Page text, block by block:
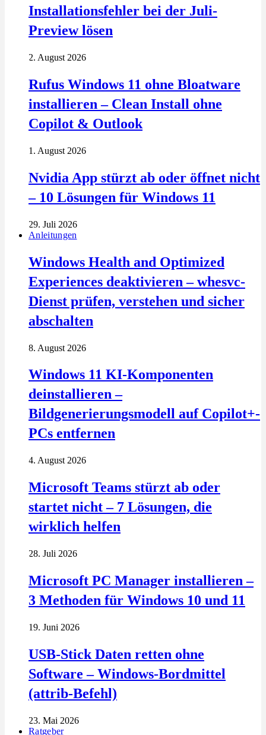
Installationsfehler bei der Juli-
Preview lösen
2. August 2026
Rufus Windows 11 ohne Bloatware
installieren – Clean Install ohne
Copilot & Outlook
1. August 2026
Nvidia App stürzt ab oder öffnet nicht
– 10 Lösungen für Windows 11
29. Juli 2026
Anleitungen
Windows Health and Optimized
Experiences deaktivieren – whesvc-
Dienst prüfen, verstehen und sicher
abschalten
8. August 2026
Windows 11 KI-Komponenten
deinstallieren –
Bildgenerierungsmodell auf Copilot+-
PCs entfernen
4. August 2026
Microsoft Teams stürzt ab oder
startet nicht – 7 Lösungen, die
wirklich helfen
28. Juli 2026
Microsoft PC Manager installieren –
3 Methoden für Windows 10 und 11
19. Juni 2026
USB-Stick Daten retten ohne
Software – Windows-Bordmittel
(attrib-Befehl)
23. Mai 2026
Ratgeber